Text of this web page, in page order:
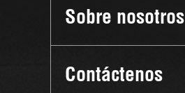
Sobre nosotros
Contáctenos